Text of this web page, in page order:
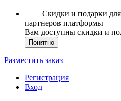
Скидки и подарки
партнеров платформы
Вам доступны скидки и
Понятно
Разместить заказ
Регистрация
Вход